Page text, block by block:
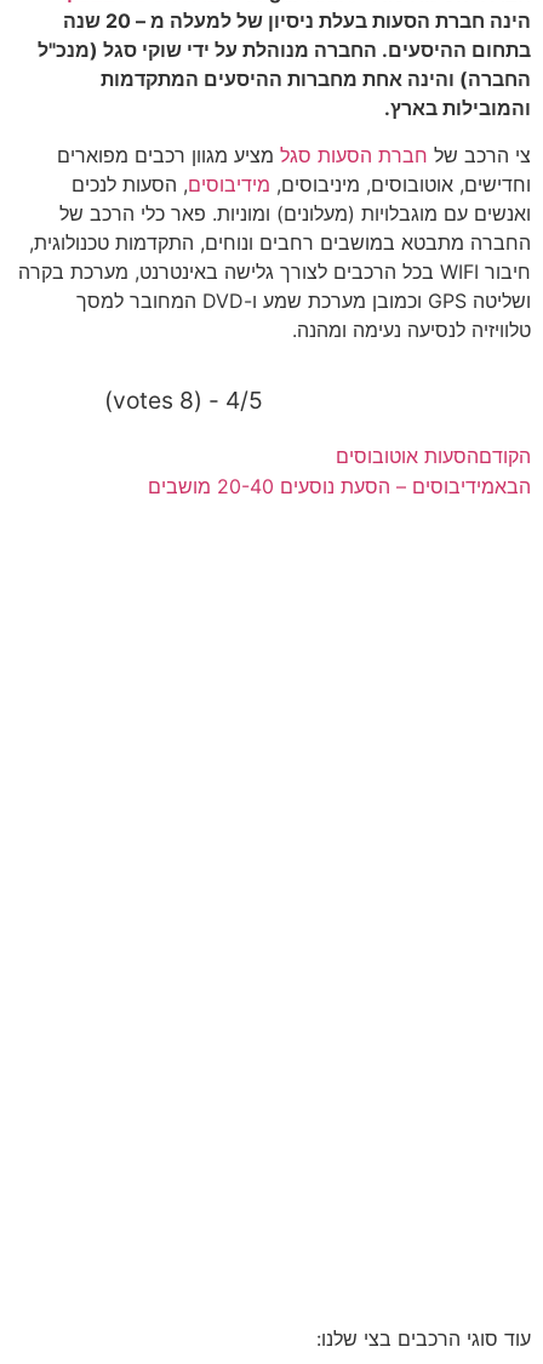
הינה חברת הסעות בעלת ניסיון של למעלה מ – 20 שנה
בתחום ההיסעים. החברה מנוהלת על ידי שוקי סגל (מנכ"ל
החברה) והינה אחת מחברות ההיסעים המתקדמות
והמובילות בארץ.
צי הרכב של חברת הסעות סגל מציע מגוון רכבים מפוארים
וחדישים, אוטובוסים, מיניבוסים, מידיבוסים, הסעות לנכים
ואנשים עם מוגבלויות (מעלונים) ומוניות. פאר כלי הרכב של
החברה מתבטא במושבים רחבים ונוחים, התקדמות טכנולוגית,
חיבור WIFI בכל הרכבים לצורך גלישה באינטרנט, מערכת בקרה
ושליטה GPS וכמובן מערכת שמע ו-DVD המחובר למסך
טלוויזיה לנסיעה נעימה ומהנה.
4/5 - (8 votes)
הקודםהסעות אוטובוסים
הבאמידיבוסים – הסעת נוסעים 20-40 מושבים
עוד סוגי הרכבים בצי שלנו: